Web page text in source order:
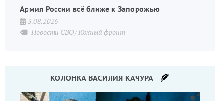
Армия России всё ближе к Запорожью
3.08.2026
Новости СВО Южный фронт
КОЛОНКА ВАСИЛИЯ КАЧУРА